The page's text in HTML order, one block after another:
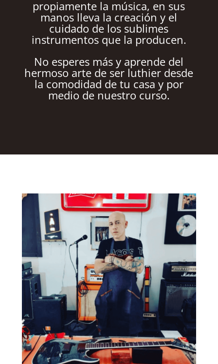
propiamente la música, en sus
manos lleva la creación y el
cuidado de los sublimes
instrumentos que la producen.
No esperes más y aprende del
hermoso arte de ser luthier desde
la comodidad de tu casa y por
medio de nuestro curso.